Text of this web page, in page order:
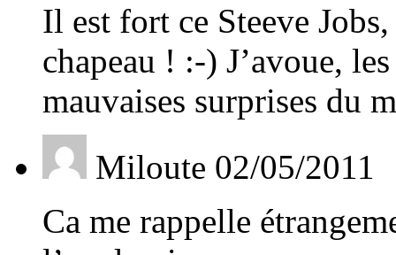
Il est fort ce Steeve
chapeau ! :-) J’avoue,
mauvaises surprises du
Miloute 02/05/2011
Ca me rappelle